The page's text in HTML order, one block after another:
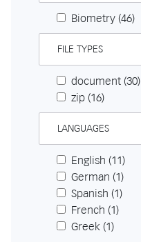
Biometry (46)
FILE TYPES
document (30)
zip (16)
LANGUAGES
English (11)
German (1)
Spanish (1)
French (1)
Greek (1)